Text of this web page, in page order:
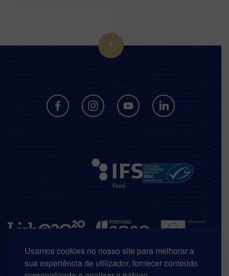
Usamos cookies no nosso site para melhorar a
sua experiência de utilizador, fornecer conteúdo